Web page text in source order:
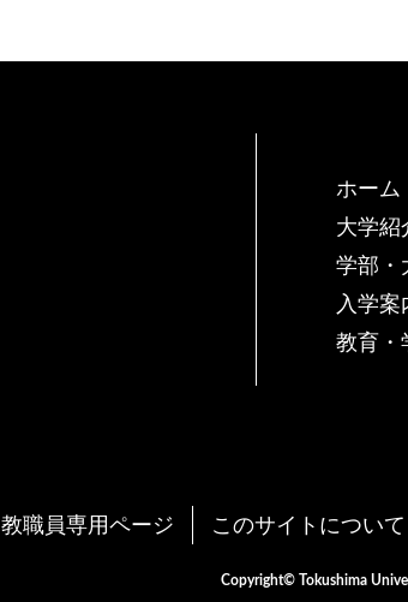
ホーム
大学紹
学部・
入学案
教育・
教職員専用ページ このサイトについて
Copyright© Tokushima